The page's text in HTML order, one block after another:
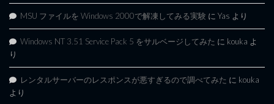
MSU ファイルを Windows 2000で解凍してみる実験 に Yas より
Windows NT 3.51 Service Pack 5 をサルベージしてみた に kouka よ
り
レンタルサーバーのレスポンスが悪すぎるので調べてみた に kouka
より